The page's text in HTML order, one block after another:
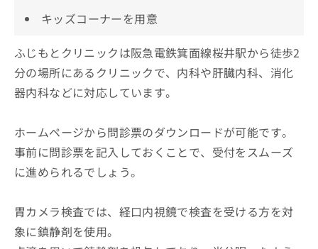
キッズコーナーを用意
ふじもとクリニックは阪急電鉄箕面線桜井駅から徒歩2
分の場所にあるクリニックで、内科や肝臓内科、消化
器内科などに対応しています。
ホームページから問診票のダウンロードが可能です。
事前に問診票を記入しておくことで、受付をスムーズ
に進められるでしょう。
胃カメラ検査では、経口内視鏡で検査を受ける方を対
象に鎮静剤を使用。